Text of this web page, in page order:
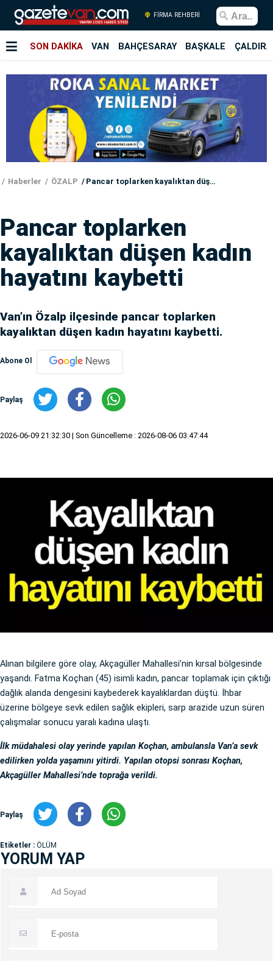
FİRMA REHBERİ
SON DAKİKA VAN BAHÇESARAY BAŞKALE
Haberler ÖZALP Pancar toplarken kayalıktan düşen kadın hayatını kaybetti
Pancar toplarken
kayalıktan düşen kadın
hayatını kaybetti
Van’ın Özalp ilçesinde pancar toplarken
kayalıktan düşen kadın hayatını kaybetti.
Abone Ol
Paylaş
2026-06-09 21:32:30 | Son Güncelleme : 2026-08-06 03:47:44
Alınan bilgilere göre olay, Akçagüller Mahallesi’nin kırsal bölgesinde
yaşandı. Fatma Koçhan (45) isimli kadın, pancar toplamak için çıktığı
dağlık alanda dengesini kaybederek kayalıklardan düştü. İhbar
üzerine bölgeye sevk edilen sağlık ekipleri, sarp arazide uzun süren
çalışmalar sonucu yaralı kadına ulaştı.
İlk müdahalesi olay yerinde yapılan Koçhan, ambulansla Van’a sevk
edilirken yolda yaşamını yitirdi. Yapılan otopsi sonrası Koçhan,
Akçagüller Mahallesi’nde toprağa verildi.
Paylaş
Etiketler : ÖLÜM
YORUM YAP